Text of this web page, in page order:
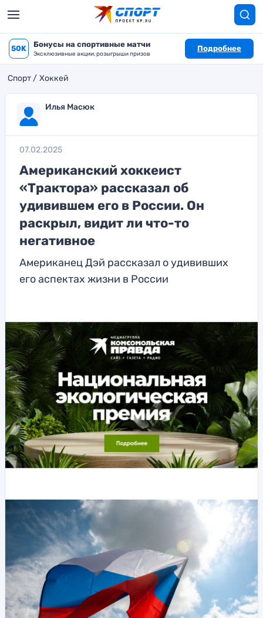
50K Бонусы на спортивные матчи
Эксклюзивные акции, розыгрыши призов
Подробнее
Спорт Хоккей
Илья Масюк
07.02.2025
Американский хоккеист
«Трактора» рассказал об
удивившем его в России. Он
раскрыл, видит ли что-то
негативное
Американец Дэй рассказал о удививших
его аспектах жизни в России